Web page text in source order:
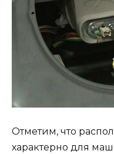
Отметим, что
характерно для